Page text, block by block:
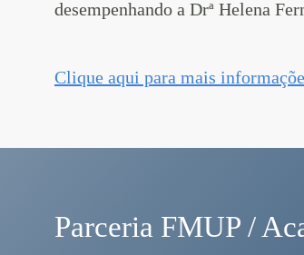
desempenhando a Drª Helena
Clique aqui para mais
Parceria FMUP /